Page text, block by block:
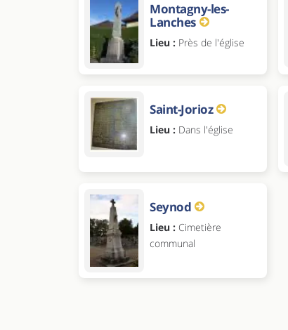
Montagny-les-
Lanches
Lieu : Près de l'église
Saint-Jorioz
Lieu : Dans l'église
Seynod
Lieu : Cimetière
communal